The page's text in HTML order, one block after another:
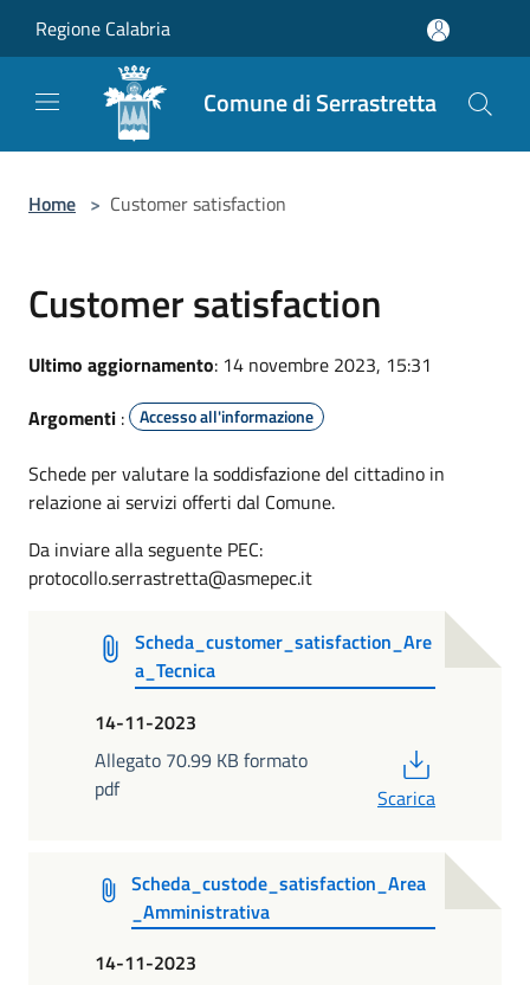
Regione Calabria
Comune di Serrastretta
Home > Customer satisfaction
Customer satisfaction
Ultimo aggiornamento: 14 novembre 2023, 15:31
Argomenti : Accesso all'informazione
Schede per valutare la soddisfazione del cittadino in
relazione ai servizi offerti dal Comune.
Da inviare alla seguente PEC:
protocollo.serrastretta@asmepec.it
Scheda_customer_satisfaction_Are
a_Tecnica
14-11-2023
Allegato 70.99 KB formato
pdf
Scarica
Scheda_custode_satisfaction_Area
_Amministrativa
14-11-2023